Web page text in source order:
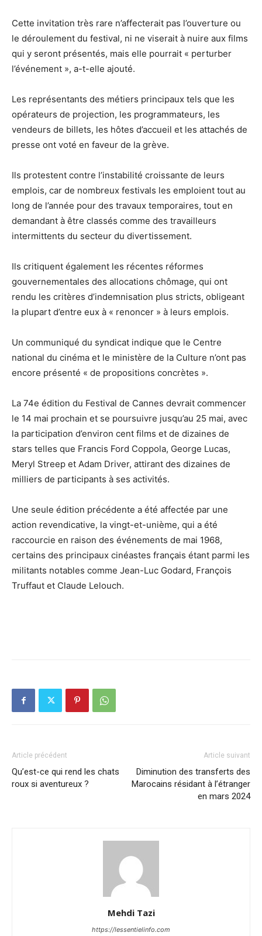
Cette invitation très rare n’affecterait pas l’ouverture ou
le déroulement du festival, ni ne viserait à nuire aux films
qui y seront présentés, mais elle pourrait « perturber
l’événement », a-t-elle ajouté.
Les représentants des métiers principaux tels que les
opérateurs de projection, les programmateurs, les
vendeurs de billets, les hôtes d’accueil et les attachés de
presse ont voté en faveur de la grève.
Ils protestent contre l’instabilité croissante de leurs
emplois, car de nombreux festivals les emploient tout au
long de l’année pour des travaux temporaires, tout en
demandant à être classés comme des travailleurs
intermittents du secteur du divertissement.
Ils critiquent également les récentes réformes
gouvernementales des allocations chômage, qui ont
rendu les critères d’indemnisation plus stricts, obligeant
la plupart d’entre eux à « renoncer » à leurs emplois.
Un communiqué du syndicat indique que le Centre
national du cinéma et le ministère de la Culture n’ont pas
encore présenté « de propositions concrètes ».
La 74e édition du Festival de Cannes devrait commencer
le 14 mai prochain et se poursuivre jusqu’au 25 mai, avec
la participation d’environ cent films et de dizaines de
stars telles que Francis Ford Coppola, George Lucas,
Meryl Streep et Adam Driver, attirant des dizaines de
milliers de participants à ses activités.
Une seule édition précédente a été affectée par une
action revendicative, la vingt-et-unième, qui a été
raccourcie en raison des événements de mai 1968,
certains des principaux cinéastes français étant parmi les
militants notables comme Jean-Luc Godard, François
Truffaut et Claude Lelouch.
Article précédent
Qu’est-ce qui rend les chats
roux si aventureux ?
Article suivant
Diminution des transferts des
Marocains résidant à l’étranger
en mars 2024
Mehdi Tazi
https://lessentielinfo.com